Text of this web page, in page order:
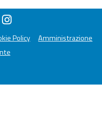
Policy
Amministrazione